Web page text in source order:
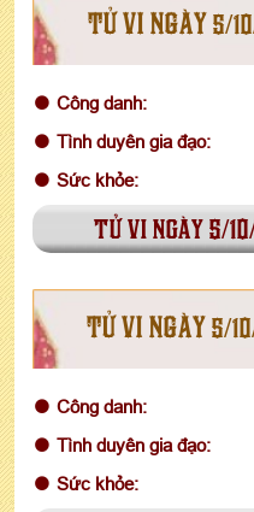
TỬ VI NGÀY 5/
Công danh:
Tình duyên gia đạo:
Sức khỏe:
tử vi ngày 5/
TỬ VI NGÀY 5/
Công danh:
Tình duyên gia đạo:
Sức khỏe: